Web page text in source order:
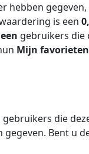
hebben
is een
gebruikers die
Mijn favorieten
gebruikers die
gegeven. Bent u